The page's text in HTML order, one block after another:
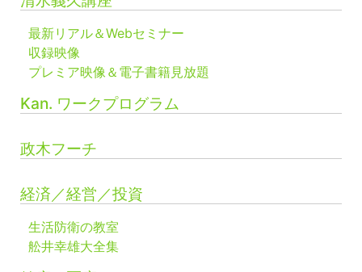
最新リアル＆Webセミナー
収録映像
プレミア映像＆電子書籍見放題
Kan. ワークプログラム
政木フーチ
経済／経営／投資
生活防衛の教室
舩井幸雄大全集